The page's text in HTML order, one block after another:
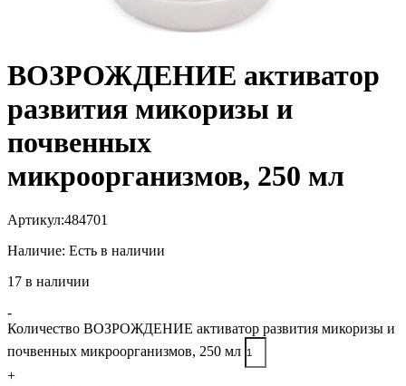
ВОЗРОЖДЕНИЕ активатор
развития микоризы и
почвенных
микроорганизмов, 250 мл
Артикул:484701
Наличие: Есть в наличии
17 в наличии
-
Количество ВОЗРОЖДЕНИЕ активатор развития микоризы и
почвенных микроорганизмов, 250 мл
+